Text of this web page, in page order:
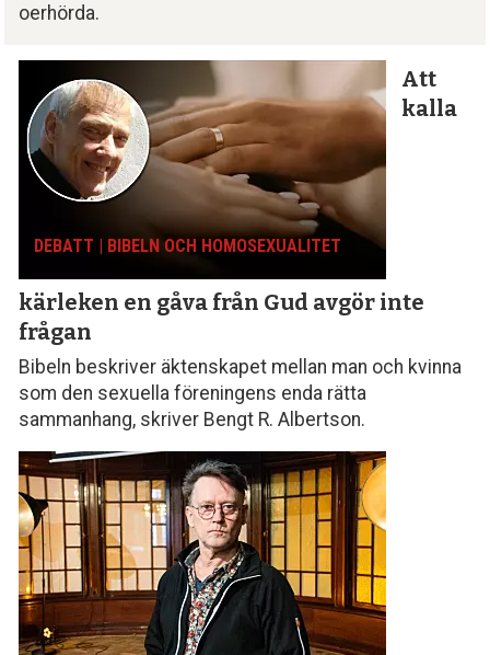
oerhörda.
DEBATT | BIBELN OCH HOMOSEXUALITET
Att
kalla
kärleken en gåva från Gud avgör inte
frågan
Bibeln beskriver äktenskapet mellan man och kvinna
som den sexuella föreningens enda rätta
sammanhang, skriver Bengt R. Albertson.